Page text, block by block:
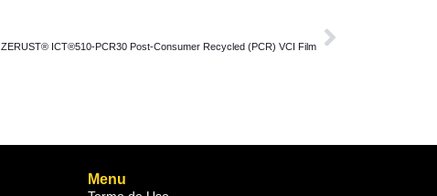
ZERUST® ICT®510-PCR30 Post-Consumer Recycled (PCR) VCI Film
Menu